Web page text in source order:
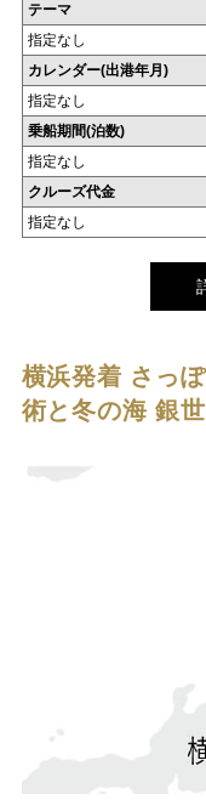
テーマ
指定なし
カレンダー(出港年月)
指定なし
乗船期間(泊数)
指定なし
クルーズ代金
指定なし
横浜発着 さっ
術と冬の海 銀